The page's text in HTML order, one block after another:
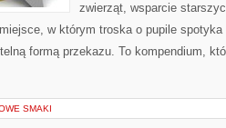
zwierząt, wsparcie
w którym troska o pupile
formą przekazu. To kompendium,
SMAKI